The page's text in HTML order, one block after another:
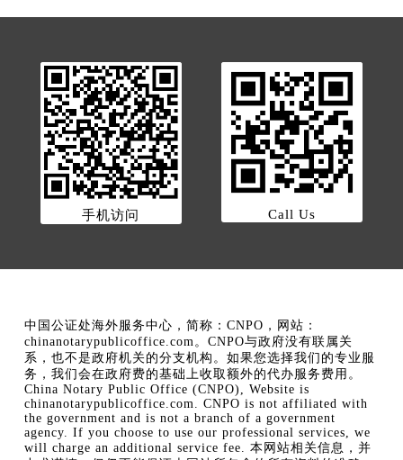
手机访问 Call Us
中国公证处海外服务中心，简称：CNPO，网站：
chinanotarypublicoffice.com。CNPO与政府没有联属关
系，也不是政府机关的分支机构。如果您选择我们的专业服
务，我们会在政府费的基础上收取额外的代办服务费用。
China Notary Public Office (CNPO), Website is
chinanotarypublicoffice.com. CNPO is not affiliated with
the government and is not a branch of a government
agency. If you choose to use our professional services, we
will charge an additional service fee. 本网站相关信息，并